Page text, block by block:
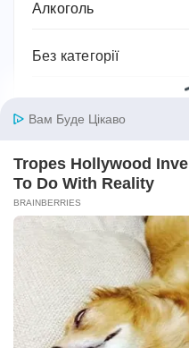
Алкоголь
Без категорії
Бодибілдинг
Будівництво та ремонт
Ванна кімната
Відносини